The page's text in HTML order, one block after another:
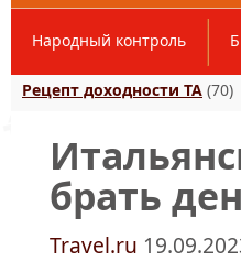
Народный контроль
Рецепт доходности ТА (70)
брать
Travel.ru